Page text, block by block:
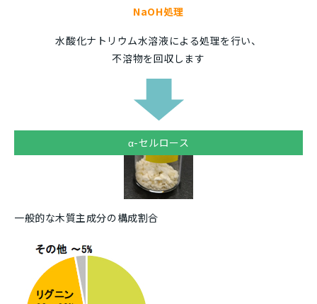
NaOH処理
水酸化ナトリウム水溶液による処理を行い、
不溶物を回収します
α-セルロース
一般的な木質主成分の構成割合